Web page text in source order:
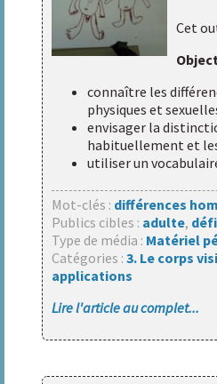
Cet
connaître les
physiques et
envisager la
habituellement et
utiliser un
Mot-clés : différences
Publics cibles : adulte,
Type de média : Matériel
Catégories : 3. Le corps
applications
Lire l'article au complet...